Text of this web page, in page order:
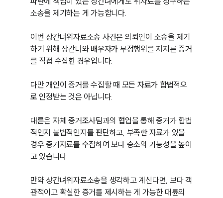
소송을 제기하는 게 가능합니다.
이번 상간녀위자료소송 사건은 의뢰인이 소송을 제기
하기 위해 상간녀와 배우자가 부정행위를 저지른 증거
를 직접 수집한 경우입니다.
다만 개인이 증거를 수집할 때 모든 자료가 합법적으
로 인정받는 것은 아닙니다.
대륜은 자체 증거조사팀과의 협업을 통해 증거가 합법
적인지 불법적인지를 판단하고, 부족한 자료가 있을
경우 증거자료를 수집하여 보다 승소의 가능성을 높이
고 있습니다.
만약 상간녀위자료소송을 생각하고 계신다면, 보다 객
관적이고 확실한 증거를 제시하는 게 가능한 대륜의